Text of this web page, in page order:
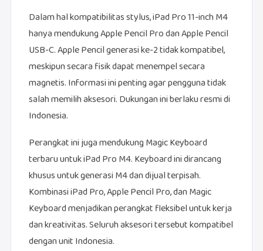
Dalam hal kompatibilitas stylus, iPad Pro 11-inch M4
hanya mendukung Apple Pencil Pro dan Apple Pencil
USB-C. Apple Pencil generasi ke-2 tidak kompatibel,
meskipun secara fisik dapat menempel secara
magnetis. Informasi ini penting agar pengguna tidak
salah memilih aksesori. Dukungan ini berlaku resmi di
Indonesia.
Perangkat ini juga mendukung Magic Keyboard
terbaru untuk iPad Pro M4. Keyboard ini dirancang
khusus untuk generasi M4 dan dijual terpisah.
Kombinasi iPad Pro, Apple Pencil Pro, dan Magic
Keyboard menjadikan perangkat fleksibel untuk kerja
dan kreativitas. Seluruh aksesori tersebut kompatibel
dengan unit Indonesia.